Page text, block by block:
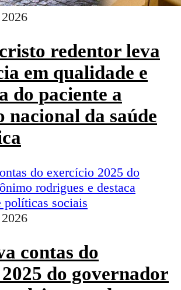
redentor leva
em qualidade e
do paciente a
nacional da saúde
contas do
do governador